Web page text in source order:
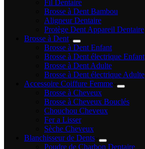
Fil Dentaire
Brosse à Dent Bambou
Aligneur Dentaire
Protège Dent Appareil Dentaire
Brosse à Dent
Brosse à Dent Enfant
Brosse à Dent électrique Enfant
Brosse à Dent Adulte
Brosse à Dent électrique Adulte
Accessoire Coiffure Femme
Brosse à Cheveux
Brosse à Cheveux Bouclés
Chouchou Cheveux
Fer a Lisser
Sèche Cheveux
Blanchisseur de Dents
Poudre de Charbon Dentaire